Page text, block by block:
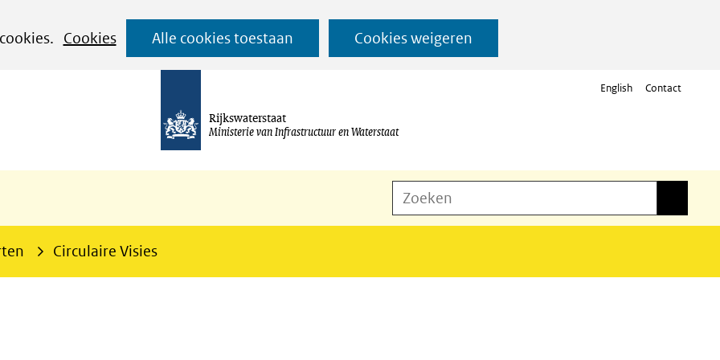
Cookies
Alle cookies toestaan Cookies weigeren
Ga
naar
de
Rijkswaterstaat
Ministerie van Infrastructuur en Waterstaat
English Contact
e
Zoeken
Circulaire Visies